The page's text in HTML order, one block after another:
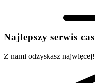
Najlepszy serwis
Z nami odzyskasz najwięcej!